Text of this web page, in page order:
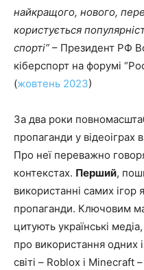
найкращого, нового,
користується
спорті” – Президент РФ
кіберспорт на форумі
(жовтень 2023)
За два роки
пропаганди у відеоіграх
Про неї переважно
контекстах. Перший,
використанні самих
пропаганди. Ключовим
цитують українські
про використання одних
світі – Roblox і Minecraft